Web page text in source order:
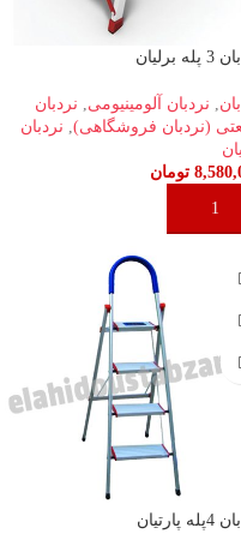
برلیان
, نردبان آلومینیومی, نردبان
(نردبان فروشگاهی), نردبان
تومان
افزودن به سبد خرید
پارتیان